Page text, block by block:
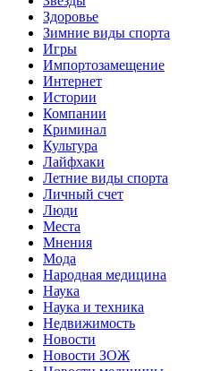
Здоровье
Зимние виды спорта
Игры
Импортозамещение
Интернет
Истории
Компании
Криминал
Культура
Лайфхаки
Летние виды спорта
Личный счет
Люди
Места
Мнения
Мода
Народная медицина
Наука
Наука и техника
Недвижимость
Новости
Новости ЗОЖ